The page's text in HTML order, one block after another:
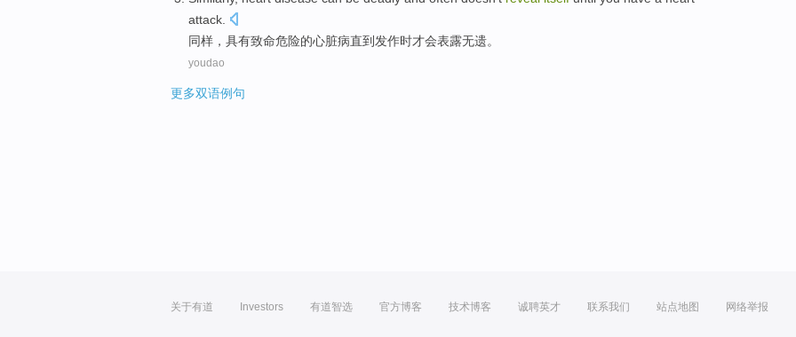
attack.
同样 ，具有致命危险的心脏病直到发作时才会表露无遗。
youdao
更多双语例句
关于有道 Investors 有道智选 官方博客 技术博客 诚聘英才 联系我们 站点地图 网络举报